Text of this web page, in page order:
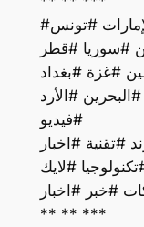
#السعودية #عاجل #ذكاء #الإمارات #تونس
#سوريا #قطر
#غزة #بغداد
#الأرد
#فيديو
#تقنية #اخبار
** ** ***